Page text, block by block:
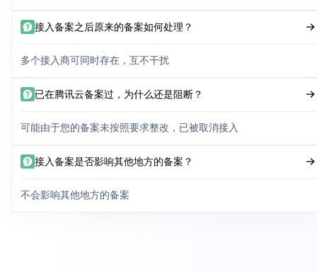
接入备案之后原来的备案如何处理？
多个接入商可同时存在，互不干扰
已在腾讯云备案过，为什么还是阻断？
可能由于您的备案未按照要求整改，已被取消接入
接入备案是否影响其他地方的备案？
不会影响其他地方的备案